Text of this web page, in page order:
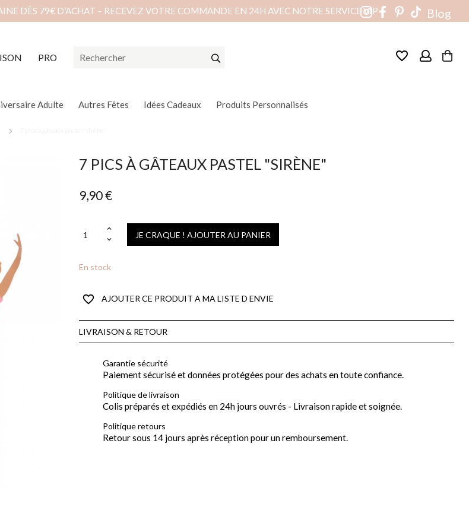
Blog
DÈS 79€ D’ACHAT – RECEVEZ VOTRE COMMANDE EN 24H AVEC NOTRE SERVICE VIP
PRO favorite_border
Adulte Autres Fêtes Idées Cadeaux Produits Personnalisés
7 pics à gâteaux pastel "sirène"
7 PICS À GÂTEAUX PASTEL "SIRÈNE"
9,90 €
JE CRAQUE ! AJOUTER AU PANIER
En stock
favorite_border AJOUTER CE PRODUIT A MA LISTE D ENVIE
LIVRAISON & RETOUR
Garantie sécurité
Paiement sécurisé et données protégées pour des achats en toute confiance.
Politique de livraison
Colis préparés et expédiés en 24h jours ouvrés - Livraison rapide et soignée.
Politique retours
Retour sous 14 jours après réception pour un remboursement.